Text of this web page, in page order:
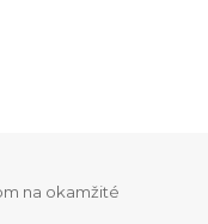
na okamžité